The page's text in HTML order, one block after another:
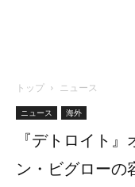
トップ ニュース
ニュース 海外
『デトロイト
ン・ビグローの